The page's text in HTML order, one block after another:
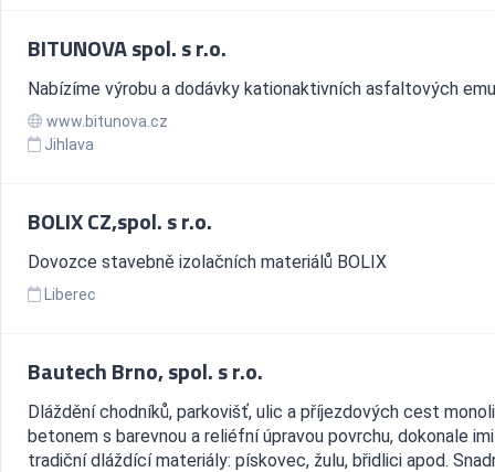
BITUNOVA spol. s r.o.
Nabízíme výrobu a dodávky kationaktivních asfaltových
www.bitunova.cz
Jihlava
BOLIX CZ,spol. s r.o.
Dovozce stavebně izolačních materiálů BOLIX
Liberec
Bautech Brno, spol. s r.o.
Dláždění chodníků, parkovišť, ulic a příjezdových cest
betonem s barevnou a reliéfní úpravou povrchu, dokonale
tradiční dláždící materiály: pískovec, žulu, břidlici apod.